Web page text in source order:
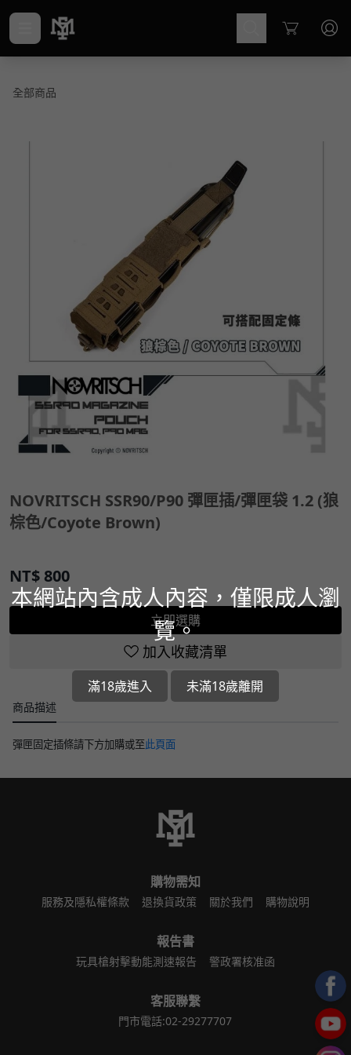
Cart
全部商品
NOVRITSCH SSR90/P90 彈匣插/彈匣袋 1.2 (狼
棕色/Coyote Brown)
NT$800
立即選購
加入收藏清單
商品描述
彈匣固定插條請下方加購或至此頁面
購物需知
服務及隱私權條款 退換貨政策 關於我們 購物說明
報告書
玩具槍射擊動能測速報告 警政署核准函
客服聯繫
門市電話:02-29277707
本網站內含成人內容，僅限成人瀏
覽。
滿18歲進入 未滿18歲離開